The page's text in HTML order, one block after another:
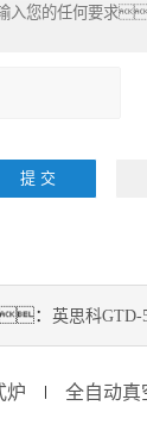
输入计算结果
写阿拉伯数
： 英思科GTD-
炉 全自动真